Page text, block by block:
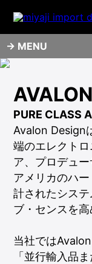
MENU
PURE CLASS
Avalon Design
端のエレクト
ア、プロデュ
アメリカのハ
計されたシス
ブ・センスを高
当社では
「並行輸入品